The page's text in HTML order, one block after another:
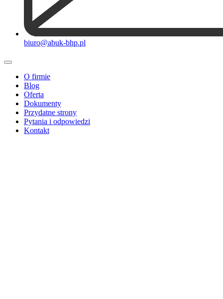
biuro@abuk-bhp.pl
O firmie
Blog
Oferta
Dokumenty
Przydatne strony
Pytania i odpowiedzi
Kontakt